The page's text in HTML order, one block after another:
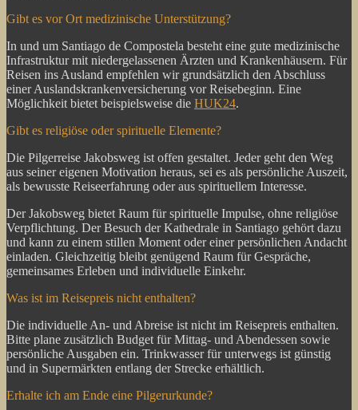
Gibt es vor Ort medizinische Unterstützung?
In und um Santiago de Compostela besteht eine gute medizinische
Infrastruktur mit niedergelassenen Ärzten und Krankenhäusern. Für
Reisen ins Ausland empfehlen wir grundsätzlich den Abschluss
einer Auslandskrankenversicherung vor Reisebeginn. Eine
Möglichkeit bietet beispielsweise die HUK24.
Gibt es religiöse oder spirituelle Elemente?
Die Pilgerreise Jakobsweg ist offen gestaltet. Jeder geht den Weg
aus seiner eigenen Motivation heraus, sei es als persönliche Auszeit,
als bewusste Reiseerfahrung oder aus spirituellem Interesse.
Der Jakobsweg bietet Raum für spirituelle Impulse, ohne religiöse
Verpflichtung. Der Besuch der Kathedrale in Santiago gehört dazu
und kann zu einem stillen Moment oder einer persönlichen Andacht
einladen. Gleichzeitig bleibt genügend Raum für Gespräche,
gemeinsames Erleben und individuelle Einkehr.
Was ist im Reisepreis nicht enthalten?
Die individuelle An- und Abreise ist nicht im Reisepreis enthalten.
Bitte plane zusätzlich Budget für Mittag- und Abendessen sowie
persönliche Ausgaben ein. Trinkwasser für unterwegs ist günstig
und in Supermärkten entlang der Strecke erhältlich.
Erhalte ich am Ende eine Pilgerurkunde?